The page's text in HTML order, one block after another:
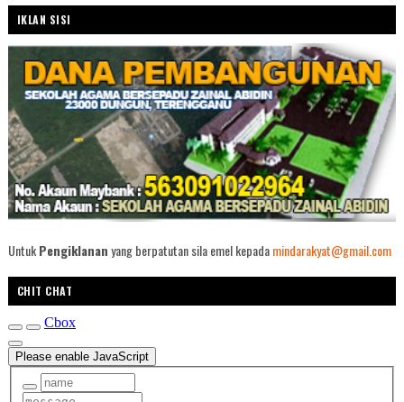
IKLAN SISI
UntukPengiklananyang berpatutan sila emel kepadamindarakyat@gmail.com
CHIT CHAT